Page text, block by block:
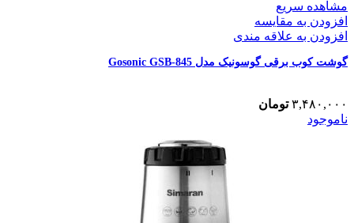
مشاهده سریع
افزودن به مقایسه
افزودن به علاقه مندی
گوشت کوب برقی گوسونیک مدل Gosonic GSB-845
۳,۴۸۰,۰۰۰ تومان
ناموجود